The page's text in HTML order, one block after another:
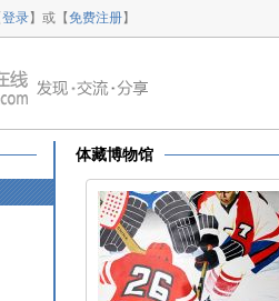
登录】或【免费注册】
体藏博物馆